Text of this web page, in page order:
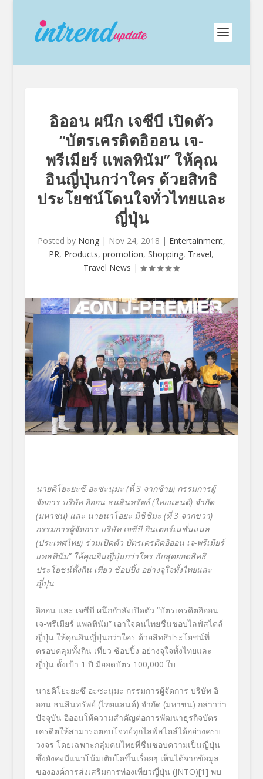
อิออน ผนึก เจซีบี เปิดตัว
“บัตรเครดิตอิออน เจ-
พรีเมียร์ แพลทินัม” ให้คุณ
อินญี่ปุ่นกว่าใคร ด้วยสิทธิ
ประโยชน์โดนใจทั่วไทยและ
ญี่ปุ่น
Posted by Nong| Nov 24, 2018 | Entertainment,
PR, Products,promotion,Shopping, Travel,
Travel News |
นายคิโยะยะซึ อะซะนุมะ(ที่ 3 จากซ้าย) กรรมการผู้
จัดการ บริษัท อิออน ธนสินทรัพย์ (ไทยแลนด์) จำกัด
(มหาชน) และ นายนาโอยะ มิชิชิมะ (ที่ 3 จากขวา)
กรรมการผู้จัดการ บริษัท เจซีบี อินเตอร์เนชั่นแนล
(ประเทศไทย) ร่วมเปิดตัว บัตรเครดิตอิออน เจ-พรีเมียร์
แพลทินัม” ให้คุณอินญี่ปุ่นกว่าใคร กับสุดยอดสิทธิ
ประโยชน์ทั้งกิน เที่ยว ช้อปปิ้ง อย่างจุใจทั้งไทยและ
ญี่ปุ่น
อิออน และ เจซีบี ผนึกกำลังเปิดตัว “บัตรเครดิตอิออน
เจ-พรีเมียร์ แพลทินัม” เอาใจคนไทยชื่นชอบไลฟ์สไตล์
ญี่ปุ่น ให้คุณอินญี่ปุ่นกว่าใคร ด้วยสิทธิประโยชน์ที่
ครอบคลุมทั้งกิน เที่ยว ช้อปปิ้ง อย่างจุใจทั้งไทยและ
ญี่ปุ่น ตั้งเป้า 1 ปี มียอดบัตร 100,000 ใบ
นายคิโยะยะซึ อะซะนุมะ กรรมการผู้จัดการ บริษัท อิ
ออน ธนสินทรัพย์ (ไทยแลนด์) จำกัด (มหาชน) กล่าวว่า
ปัจจุบัน อิออนให้ความสำคัญต่อการพัฒนาธุรกิจบัตร
เครดิตให้สามารถตอบโจทย์ทุกไลฟ์สไตล์ได้อย่างครบ
วงจร โดยเฉพาะกลุ่มคนไทยที่ชื่นชอบความเป็นญี่ปุ่น
ซึ่งยังคงมีแนวโน้มเติบโตขึ้นเรื่อยๆ เห็นได้จากข้อมูล
ขององค์การส่งเสริมการท่องเที่ยวญี่ปุ่น (JNTO)[1] พบ